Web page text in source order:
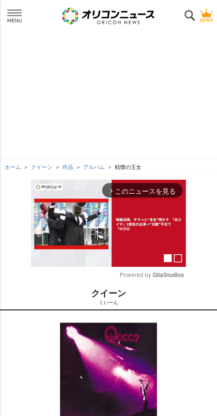
ホーム クイーン 作品 アルバム 戦慄の王女
arrow_forward_ios このニュースを見る
t
e
Powered by GliaStudios
クイーン
くいーん